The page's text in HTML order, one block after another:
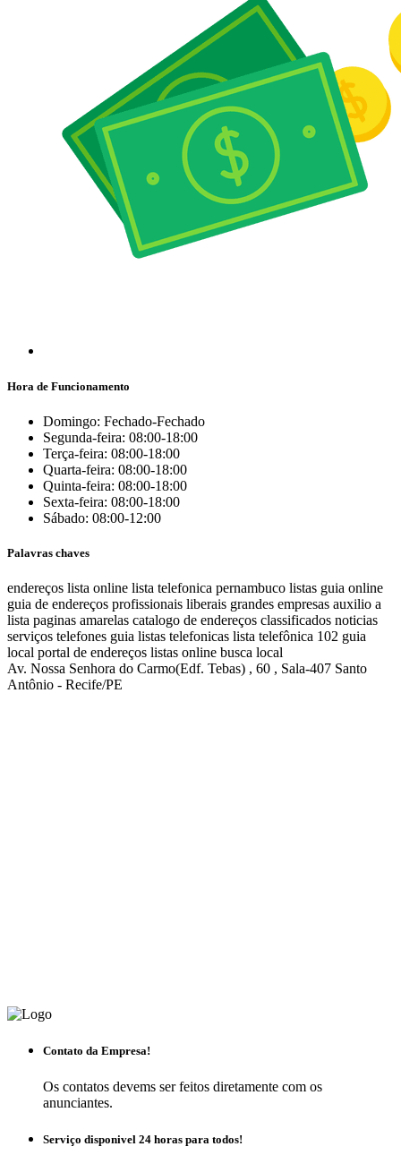
Hora de Funcionamento
Domingo: Fechado-Fechado
Segunda-feira: 08:00-18:00
Terça-feira: 08:00-18:00
Quarta-feira: 08:00-18:00
Quinta-feira: 08:00-18:00
Sexta-feira: 08:00-18:00
Sábado: 08:00-12:00
Palavras chaves
endereços lista online lista telefonica pernambuco listas guia online
guia de endereços profissionais liberais grandes empresas auxilio a
lista paginas amarelas catalogo de endereços classificados noticias
serviços telefones guia listas telefonicas lista telefônica 102 guia
local portal de endereços listas online busca local
Av. Nossa Senhora do Carmo(Edf. Tebas) , 60 , Sala-407 Santo
Antônio - Recife/PE
Contato da Empresa!
Os contatos devems ser feitos diretamente com os
anunciantes.
Serviço disponivel 24 horas para todos!